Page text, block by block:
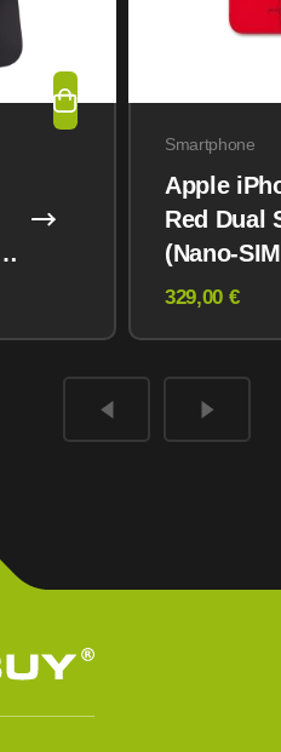
Smartphone
Apple
Red Dual
(Nano-
eSIM)
329,00 €